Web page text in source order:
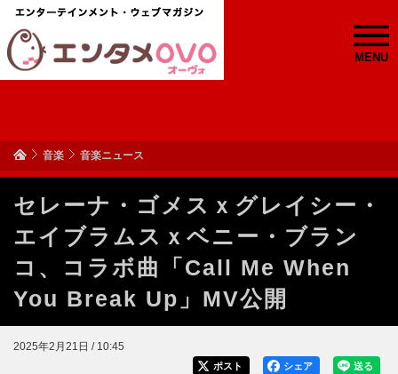
MENU
音楽 音楽ニュース
セレーナ・ゴメスｘグレイシー・
エイブラムスｘベニー・ブラン
コ、コラボ曲「Call Me When
You Break Up」MV公開
2025年2月21日 / 10:45
送る
シェア
ポスト